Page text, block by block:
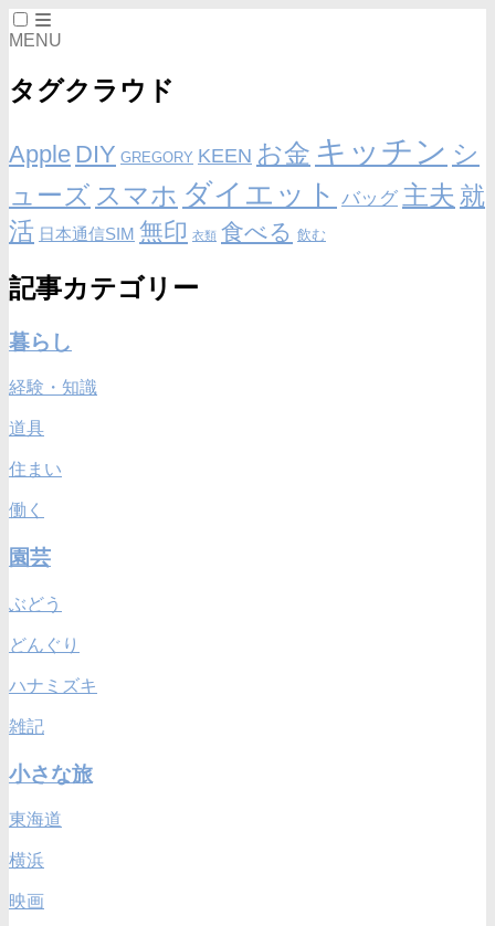
MENU
タグクラウド
Apple DIY GREGORY KEEN お金 キッチン シ
ューズ スマホ ダイエット バッグ 主夫 就
活 日本通信SIM 無印 衣類 食べる 飲む
記事カテゴリー
暮らし
経験・知識
道具
住まい
働く
園芸
ぶどう
どんぐり
ハナミズキ
雑記
小さな旅
東海道
横浜
映画